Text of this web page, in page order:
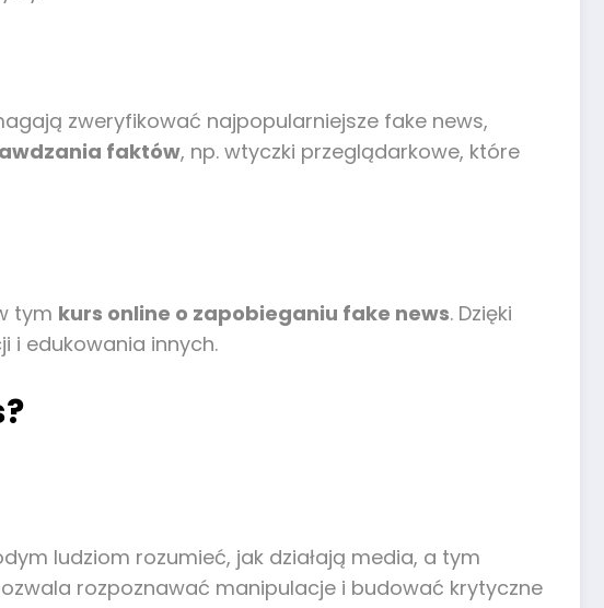
zweryfikować najpopularniejsze fake news,
faktów, np. wtyczki przeglądarkowe, które
tym kurs online o zapobieganiu fake news. Dzięki
i edukowania innych.
ludziom rozumieć, jak działają media, a tym
rozpoznawać manipulacje i budować krytyczne